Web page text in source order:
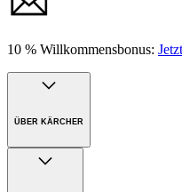
10 % Willkommensbonus:
ÜBER KÄRCHER
Unternehmen